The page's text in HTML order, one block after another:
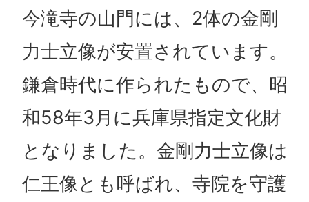
今滝寺の山門には、2体の金剛
力士立像が安置されています。
鎌倉時代に作られたもので、昭
和58年3月に兵庫県指定文化財
となりました。金剛力士立像は
仁王像とも呼ばれ、寺院を守護